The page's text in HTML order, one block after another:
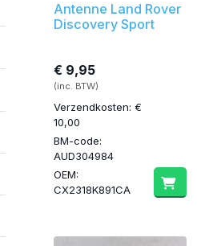
Antenne Land Rover
Discovery Sport
€ 9,95
(inc. BTW)
Verzendkosten: €
10,00
BM-code:
AUD304984
OEM:
CX2318K891CA